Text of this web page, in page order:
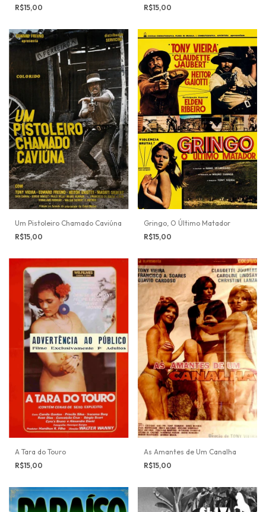
R$15,00
R$15,00
Um Pistoleiro Chamado Caviúna
R$15,00
Gringo, O Último Matador
R$15,00
A Tara do Touro
R$15,00
As Amantes de Um Canalha
R$15,00